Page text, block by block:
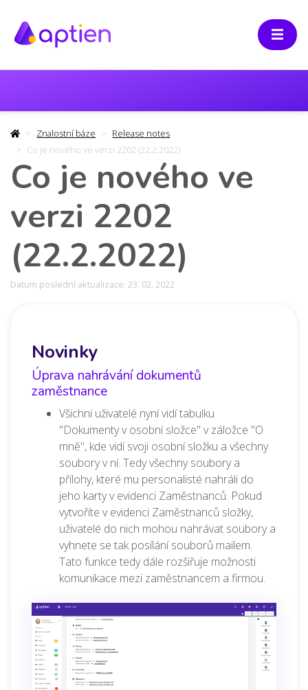
Znalostní báze
Release notes
Co je nového ve verzi 2202 (22.2.2022)
Co je nového ve
verzi 2202
(22.2.2022)
Datum poslední aktualizace: 23. 02. 2022
Novinky
Úprava nahrávání dokumentů
zaměstnance
Všichni uživatelé nyní vidí tabulku
"Dokumenty v osobní složce" v záložce "O
mně", kde vidí svoji osobní složku a všechny
soubory v ní. Tedy všechny soubory a
přílohy, které mu personalisté nahráli do
jeho karty v evidenci Zaměstnanců. Pokud
vytvoříte v evidenci Zaměstnanců složky,
uživatelé do nich mohou nahrávat soubory a
vyhnete se tak posílání souborů mailem.
Tato funkce tedy dále rozšiřuje možnosti
komunikace mezi zaměstnancem a firmou.